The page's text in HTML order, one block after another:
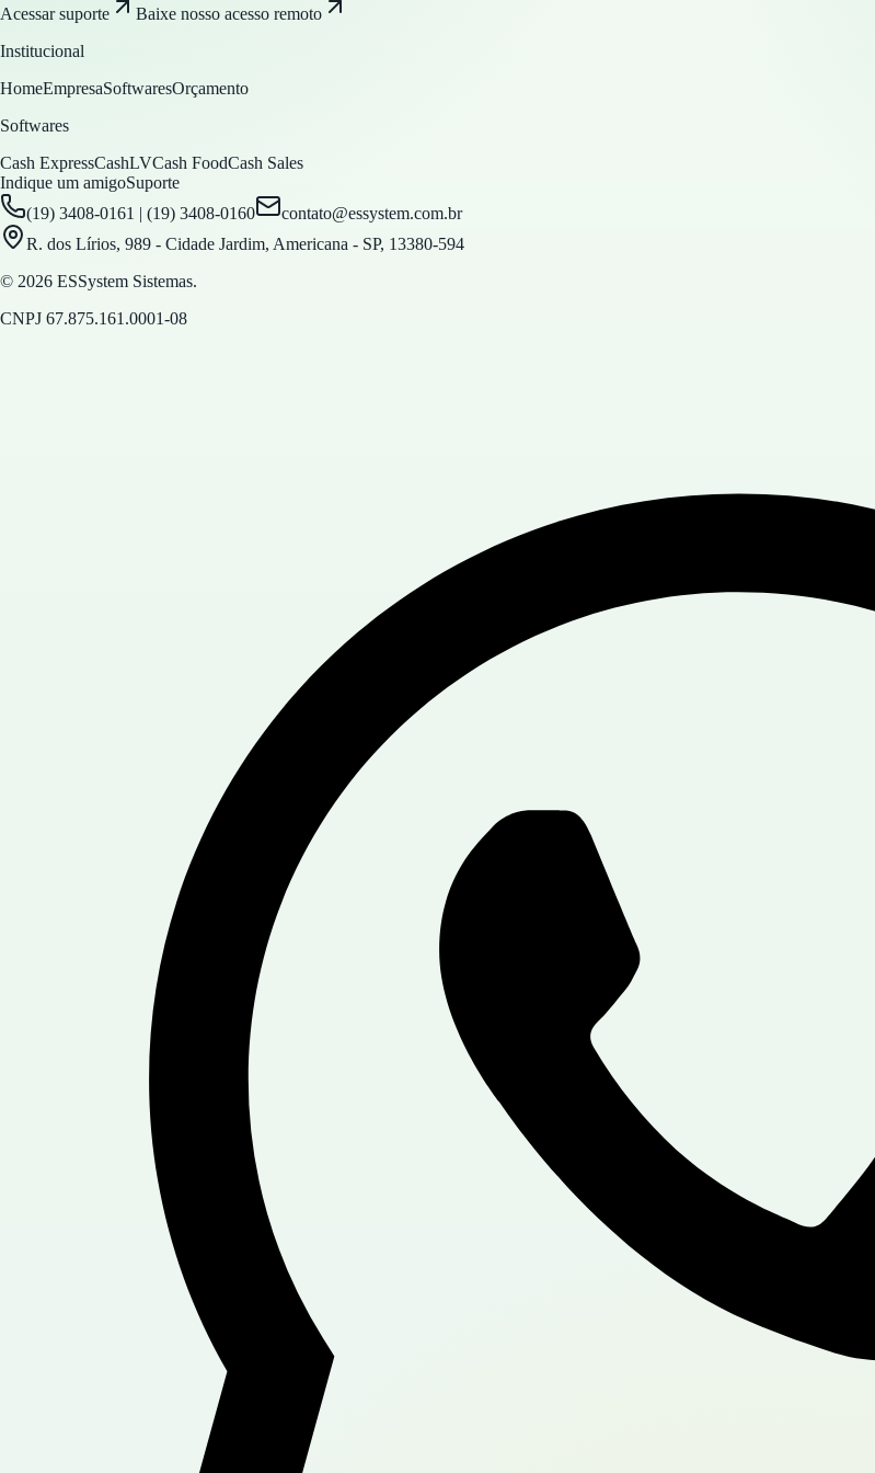
Acessar suporte
Baixe nosso acesso remoto
Institucional
HomeEmpresaSoftwaresOrçamento
Softwares
Cash ExpressCashLVCash FoodCash Sales
Indique um amigoSuporte
(19) 3408-0161 | (19) 3408-0160
contato@essystem.com.br
R. dos Lírios, 989 - Cidade Jardim, Americana - SP, 13380-594
© 2026 ESSystem Sistemas.
CNPJ 67.875.161.0001-08